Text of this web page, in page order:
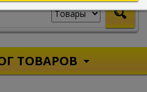
ТОВАРОВ